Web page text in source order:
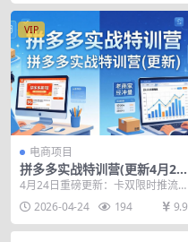
VIP
电商项目
拼多多实战特训营(更新4月2
4)：不管是新手入门或老商家
学，少走弯路
4月24日重磅更新：卡双限时推流
玩法.mp4 4月19日重磅更新：手把
手教小二开...
2026-04-24 194 9.9